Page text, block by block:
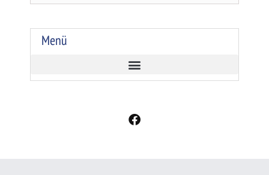
Menü
F
a